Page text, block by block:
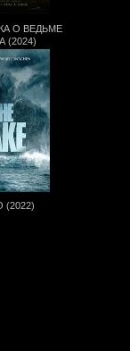
О ВЕДЬМЕ
(2024)
(2022)